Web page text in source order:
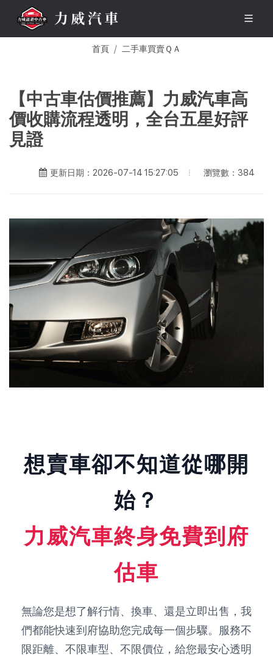
首頁 二手車買賣ＱＡ
【中古車估價推薦】力威汽車高
價收購流程透明，全台五星好評
見證
更新日期：2026-07-14 15:27:05 瀏覽數：384
想賣車卻不知道從哪開
始？
力威汽車終身免費到府
估車
無論您是想了解行情、換車、還是立即出售，我
們都能快速到府協助您完成每一個步驟。服務不
限距離、不限車型、不限價位，給您最安心透明